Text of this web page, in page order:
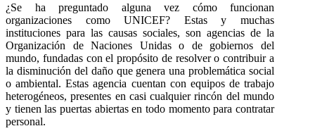
¿Se ha preguntado alguna vez cómo funcionan
organizaciones como UNICEF? Estas y muchas
instituciones para las causas sociales, son agencias de la
Organización de Naciones Unidas o de gobiernos del
mundo, fundadas con el propósito de resolver o contribuir a
la disminución del daño que genera una problemática social
o ambiental. Estas agencia cuentan con equipos de trabajo
heterogéneos, presentes en casi cualquier rincón del mundo
y tienen las puertas abiertas en todo momento para contratar
personal.